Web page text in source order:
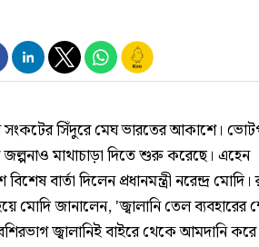
সংকটের সিঁদুরে মেঘ ভারতের আকাশে।
জল্পনাও মাথাচাড়া দিতে শুরু করেছে। এহেন
বার্তা দিলেন প্রধানমন্ত্রী নরেন্দ্র মোদি।
মোদি জানালেন, 'জ্বালানি তেল ব্যবহারের
জ্বালানিই বাইরে থেকে আমদানি